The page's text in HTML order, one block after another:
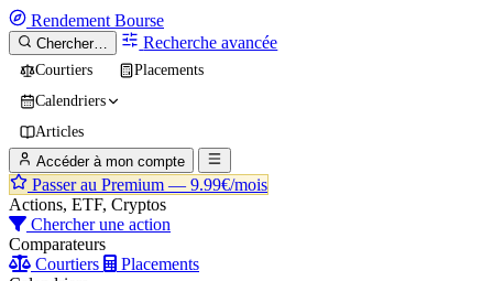
Rendement Bourse
Chercher… Recherche avancée
Courtiers
Placements
Calendriers
Articles
Accéder à mon compte
Passer au Premium — 9.99€/mois
Actions, ETF, Cryptos
Chercher une action
Comparateurs
Courtiers
Placements